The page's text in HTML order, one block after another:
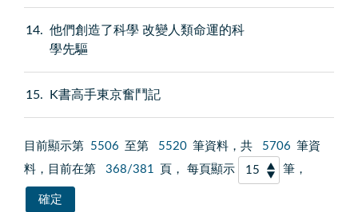
14
他們創造了科學 改變人類命運的科
學先驅
15 K書高手東京奮鬥記
目前顯示第 5506 至第 5520 筆資料，共 5706 筆資
料，目前在第
368/381 頁， 每頁顯示 筆，